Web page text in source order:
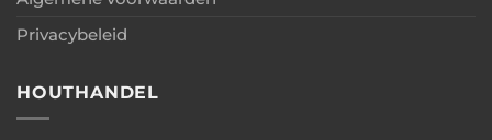
Privacybeleid
HOUTHANDEL